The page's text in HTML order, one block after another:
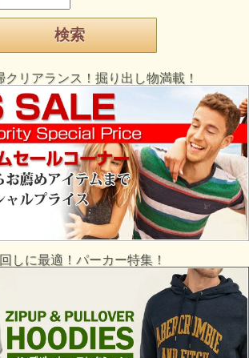
リアランス！掘り出し物満載！
しに最適！パーカー特集！